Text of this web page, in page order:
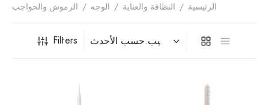
الرئيسية / النظافة والعناية / الوجه / الرموش والحواجب
Filters